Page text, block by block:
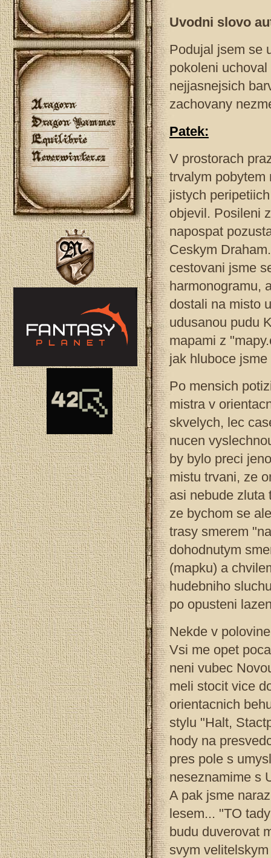
Uvodni slovo
Podujal jsem se
pokoleni
nejjasnejsich
zachovany
Patek:
V prostorach
trvalym pobytem
jistych
objevil. Posileni
napospat
Ceskym
cestovani jsme
harmonogramu,
dostali na misto
udusanou pudu
mapami z
jak hluboce
Po mensich
mistra v
skvelych, lec
nucen
by bylo preci
mistu trvani, ze
asi nebude zluta
ze bychom se
trasy smerem
dohodnutym
(mapku) a
hudebniho
po opusteni
Nekde v
Vsi me opet
neni vubec
meli stocit vice
orientacnich
stylu "Halt,
hody na
pres pole s
neseznamime s
A pak jsme
lesem... "TO
budu duverovat
svym